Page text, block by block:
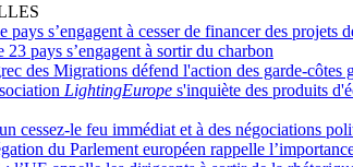
pays s’engagent à cesser de financer des
23 pays s’engagent à sortir du charbon
des Migrations défend l'action des garde-côtes
LightingEurope s'inquiète des produits
cessez-le feu immédiat et à des négociations
du Parlement européen rappelle